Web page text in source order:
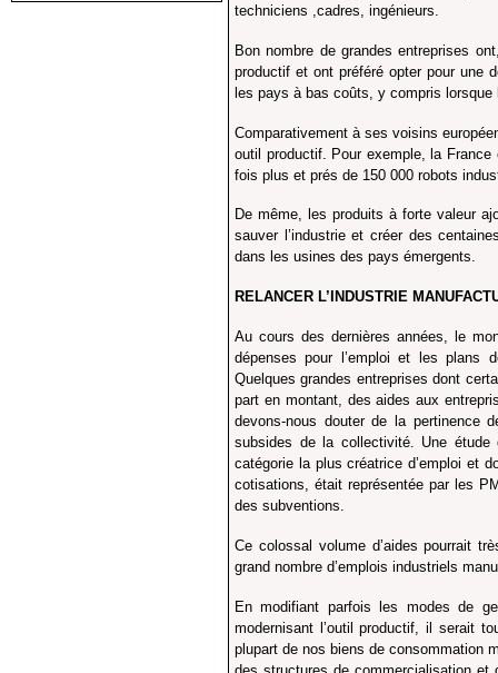
techniciens ,cadres, ingénieurs.
Bon nombre de grandes entreprises
productif et ont préféré opter pour une
les pays à bas coûts, y compris lorsque
Comparativement à ses voisins
outil productif. Pour exemple, la
fois plus et prés de 150 000 robots
De même, les produits à forte valeur
sauver l’industrie et créer des
dans les usines des pays émergents.
RELANCER L’INDUSTRIE
Au cours des dernières années, le
dépenses pour l’emploi et les plans
Quelques grandes entreprises dont
part en montant, des aides aux
devons-nous douter de la pertinence
subsides de la collectivité. Une
catégorie la plus créatrice d’emploi et
cotisations, était représentée par les
des subventions.
Ce colossal volume d’aides pourrait
grand nombre d’emplois industriels
En modifiant parfois les modes de
modernisant l’outil productif, il serait
plupart de nos biens de consommation